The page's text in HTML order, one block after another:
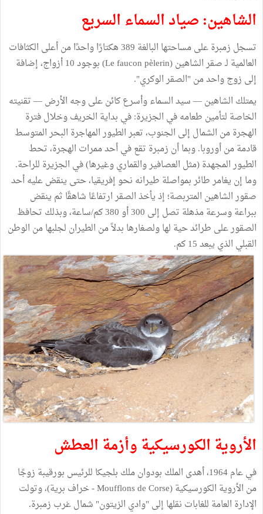
الشاهين: صياد السماء السريع
تسجل زمبرة على مساحتها البالغة 389 هكتارًا واحدًا من أعلى الكثافات
العالمية لـ صقر الشاهين (Le faucon pèlerin) بوجود 10 أزواج، إضافة
إلى زوج واحد من "الصقر الوكري".
يمتلك الشاهين — سيد السماء وأسرع كائن على وجه الأرض — تقنيته
الخاصة لتأمين طعامه في الجزيرة: في بداية الخريف وخلال فترة
الهجرة من الشمال إلى الجنوب، تعبر الطيور المهاجرة البحر المتوسط
قادمة من أوروبا. وبما أن زمبرة تقع في أحد ممرات الهجرة، تحط
الطيور المجهدة (مثل العصافير والقماري وغيرها) في الجزيرة للراحة.
وما إن يغامر طائر بمواصلة طيرانه نحو إفريقيا، حتى ينقض عليه أحد
صقور الشاهين المتربصة؛ إذ يأخذ الصقر ارتفاعًا شاهقًا ثم ينقض
ببراعة وسرعة مذهلة تصل إلى 300 أو 380 كم/ساعة، وبذلك تحافظ
الصقور على طرائد حية لها ولصغارها بدلاً من الطيران لجلبها من الوطن
القبلي الذي يبعد 15 كم.
الأروية الكورسيكية وأزمة العطش
في عام 1964، أهدى الملك بودوان ملك بلجيكا للرئيس بورقيبة زوجًا
من الأروية الكورسيكية (Moufflons de Corse - خراف برية)، وتولت
الإدارة العامة للغابات نقلها إلى "وادي الزيتون" شمال غرب زمبرة.